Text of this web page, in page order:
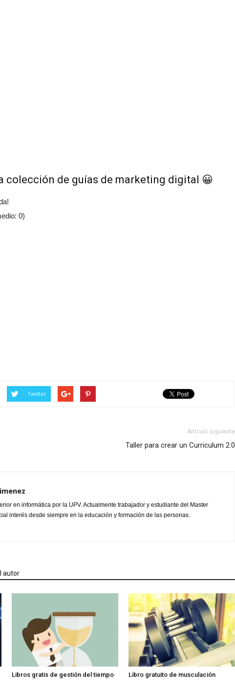
colección de guías de marketing digital 😀
0)
Twitter
Artículo siguiente
Taller para crear un Curriculum 2.0
en informática por la UPV. Actualmente trabajador y estudiante del Master
interés desde siempre en la educación y formación de las personas.
autor
Libros gratis de gestión del tiempo Libro gratuito de musculación